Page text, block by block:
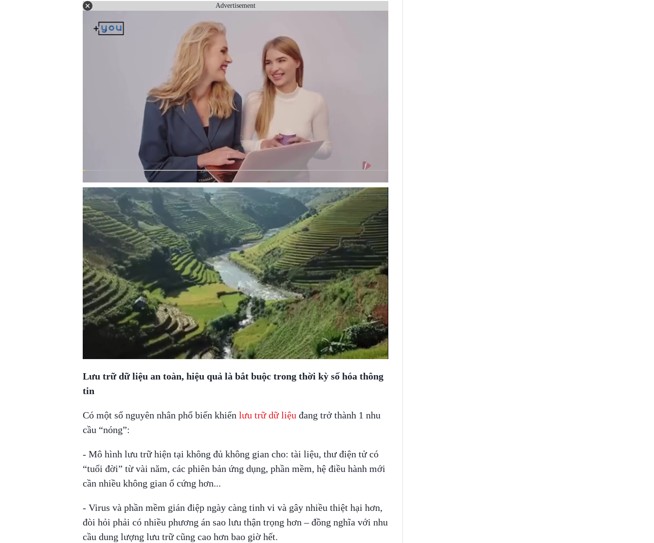
Advertisement
Lưu trữ dữ liệu an toàn, hiệu quả là bắt buộc trong thời kỳ số hóa thông
tin
Có một số nguyên nhân phổ biến khiến lưu trữ dữ liệu đang trở thành 1 nhu
cầu “nóng”:
- Mô hình lưu trữ hiện tại không đủ không gian cho: tài liệu, thư điện tử có
“tuổi đời” từ vài năm, các phiên bản ứng dụng, phần mềm, hệ điều hành mới
cần nhiều không gian ổ cứng hơn...
- Virus và phần mềm gián điệp ngày càng tinh vi và gây nhiều thiệt hại hơn,
đòi hỏi phải có nhiều phương án sao lưu thận trọng hơn – đồng nghĩa với nhu
cầu dung lượng lưu trữ cũng cao hơn bao giờ hết.